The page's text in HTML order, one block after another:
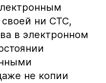
ни СТС,
в электронном
не копии